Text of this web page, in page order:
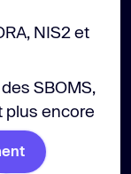
NIS2 et
SBOMS,
plus encore